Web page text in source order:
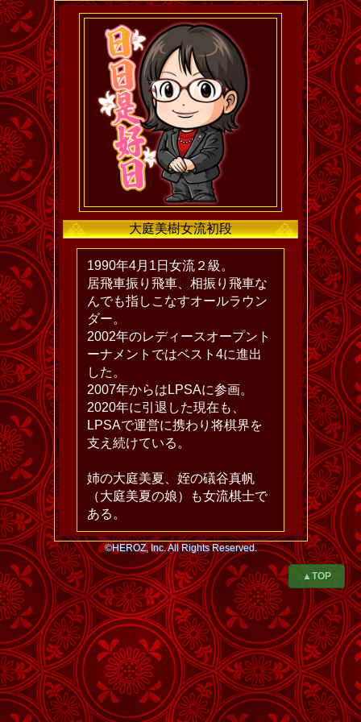
大庭美樹女流初段
1990年4月1日女流２級。
居飛車振り飛車、相振り飛車な
んでも指しこなすオールラウン
ダー。
2002年のレディースオープント
ーナメントではベスト4に進出
した。
2007年からはLPSAに参画。
2020年に引退した現在も、
LPSAで運営に携わり将棋界を
支え続けている。
姉の大庭美夏、姪の礒谷真帆
（大庭美夏の娘）も女流棋士で
ある。
©HEROZ, Inc. All Rights Reserved.
▲TOP